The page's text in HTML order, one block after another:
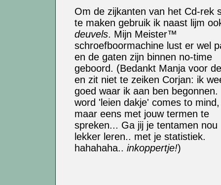
Om de zijkanten van het Cd-rek
te maken gebruik ik naast lijm
deuvels. Mijn Meister™
schroefboormachine lust er wel
en de gaten zijn binnen no-time
geboord. (Bedankt Manja voor
en zit niet te zeiken Corjan: ik
goed waar ik aan ben begonnen.
word 'leien dakje' comes to
maar eens met jouw termen te
spreken... Ga jij je tentamen nou
lekker leren.. met je statistiek.
hahahaha.. inkoppertje!)